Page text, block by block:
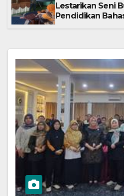
Lestarikan Seni
Pendidikan